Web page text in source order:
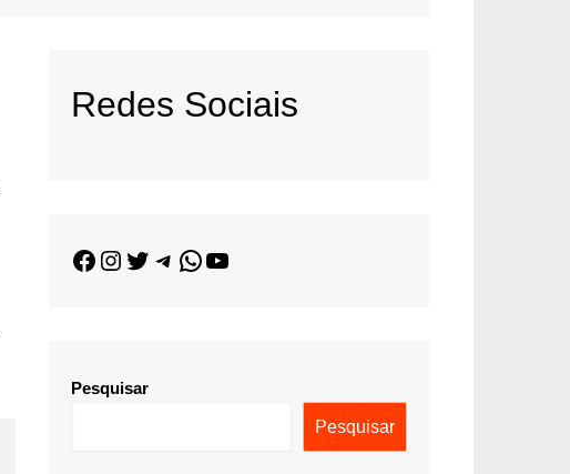
Redes Sociais
Pesquisar
Pesquisar